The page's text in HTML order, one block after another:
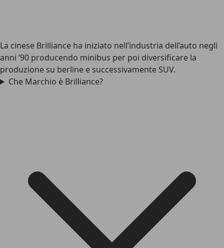
La cinese Brilliance ha iniziato nell’industria dell’auto negli
anni ‘90 producendo minibus per poi diversificare la
produzione su berline e successivamente SUV.
Che Marchio è Brilliance?